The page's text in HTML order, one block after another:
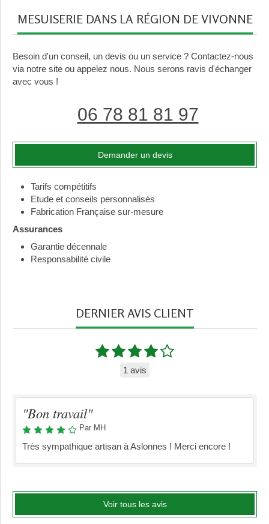
MESUISERIE DANS LA RÉGION DE VIVONNE
Besoin d'un conseil, un devis ou un service ? Contactez-nous
via notre site ou appelez nous. Nous serons ravis d'échanger
avec vous !
06 78 81 81 97
Demander un devis
Tarifs compétitifs
Etude et conseils personnalisés
Fabrication Française sur-mesure
Assurances
Garantie décennale
Responsabilité civile
DERNIER AVIS CLIENT
1 avis
"Bon travail"
Par MH
Très sympathique artisan à Aslonnes ! Merci encore !
Voir tous les avis